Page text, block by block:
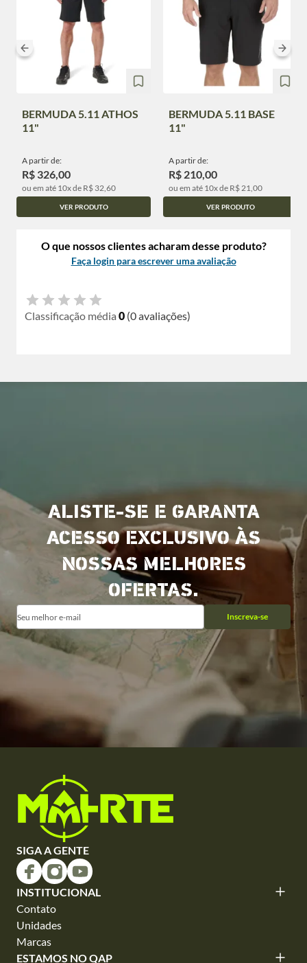
BERMUDA 5.11 ATHOS
11"
A partir de:
R$ 326,00
ou em até 10x de R$ 32,60
VER PRODUTO
BERMUDA 5.11 BASE
11"
A partir de:
R$ 210,00
ou em até 10x de R$ 21,00
VER PRODUTO
O que nossos clientes acharam desse produto?
Faça login para escrever uma avaliação
Classificação média 0 (0 avaliações)
ALISTE-SE E GARANTA
ACESSO EXCLUSIVO ÀS
NOSSAS MELHORES
OFERTAS.
Inscreva-se
SIGA A GENTE
INSTITUCIONAL
Contato
Unidades
Marcas
ESTAMOS NO QAP